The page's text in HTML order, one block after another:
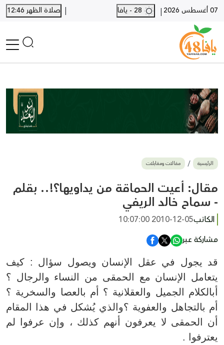
07 أغسطس 2026 |
| صلاة الظهر 12:46
أخبار محلية
أخبار يافا
SHORTS
أخبار اللد والرملة
بيع وشراء
أخبار القدس
وفيات
المزيد
ارسل خبر
الرئيسية مقالات ومقابلات
مقال: أعيت الحماقة من يداويها؟!.. بقلم
- سماح خالد الريفي
الكاتب2010-12-05 10:07:00
مشاركة عبر
قد يجول في عقل الإنسان ويصول سؤال : كيف
يتعامل الإنسان مع الحمقى من النساء والرجال ؟
أبالكلام الجميل والعقلانية ؟ أم بالعصا والسخرية ؟
أم بالتجاهل والعفوية ؟والذي يُشكل في هذا المقام
أن الحمقى لا يعرفون أنهم كذلك ، وإن عرفوا لم
يعترفوا .